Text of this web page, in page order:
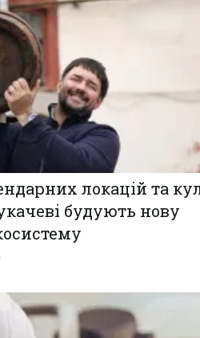
локацій та
будують нову